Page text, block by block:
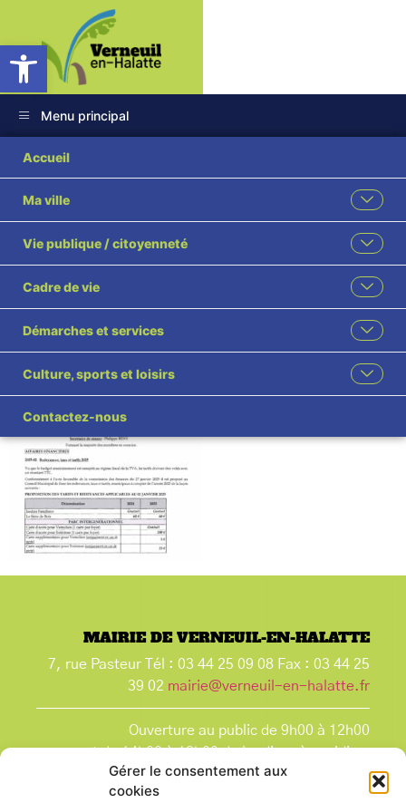
Ouvrir la barre d’outils
Gérer le consentement aux
cookies
Menu principal
Accueil
Ma ville
Vie publique / citoyenneté
Cadre de vie
Démarches et services
Culture, sports et loisirs
Contactez-nous
2025 02
Redevances, taux et
tarifs 2025 visé
MAIRIE DE VERNEUIL-EN-HALATTE
7, rue Pasteur Tél : 03 44 25 09 08 Fax : 03 44 25
39 02 mairie@verneuil-en-halatte.fr
Ouverture au public de 9h00 à 12h00
et de 14h00 à 18h00 du lundi après-midi au
vendredi,
et le samedi de 9h00 à 12h00.